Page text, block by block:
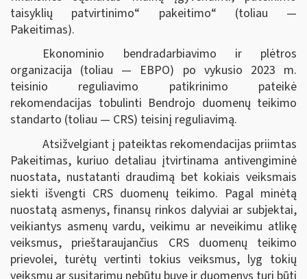
taisyklių patvirtinimo“ pakeitimo“ (toliau —
Pakeitimas).
Ekonominio bendradarbiavimo ir plėtros
organizacija (toliau — EBPO) po vykusio 2023 m.
teisinio reguliavimo patikrinimo pateikė
rekomendacijas tobulinti Bendrojo duomenų teikimo
standarto (toliau — CRS) teisinį reguliavimą.
Atsižvelgiant į pateiktas rekomendacijas priimtas
Pakeitimas, kuriuo detaliau įtvirtinama antivengiminė
nuostata, nustatanti draudimą bet kokiais veiksmais
siekti išvengti CRS duomenų teikimo. Pagal minėtą
nuostatą asmenys, finansų rinkos dalyviai ar subjektai,
veikiantys asmenų vardu, veikimu ar neveikimu atlikę
veiksmus, prieštaraujančius CRS duomenų teikimo
prievolei, turėtų vertinti tokius veiksmus, lyg tokių
veiksmų ar susitarimų nebūtų buvę ir duomenys turi būti